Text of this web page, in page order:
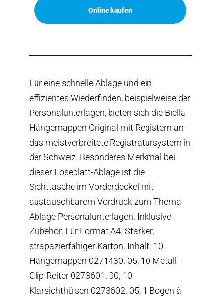
Online kaufen
Für eine schnelle Ablage und ein
effizientes Wiederfinden, beispielweise der
Personalunterlagen, bieten sich die Biella
Hängemappen Original mit Registern an -
das meistverbreitete Registratursystem in
der Schweiz. Besonderes Merkmal bei
dieser Loseblatt-Ablage ist die
Sichttasche im Vorderdeckel mit
austauschbarem Vordruck zum Thema
Ablage Personalunterlagen. Inklusive
Zubehör. Für Format A4. Starker,
strapazierfähiger Karton. Inhalt: 10
Hängemappen 0271430. 05, 10 Metall-
Clip-Reiter 0273601. 00, 10
Klarsichthülsen 0273602. 05, 1 Bogen à